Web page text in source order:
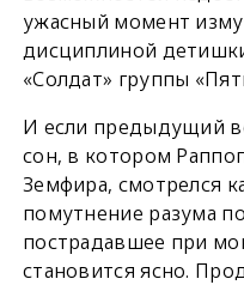
ужасный момент
дисциплиной
«Солдат» группы
И если предыдущий
сон, в котором
Земфира, смотрелся
помутнение разума
пострадавшее при
становится ясно.